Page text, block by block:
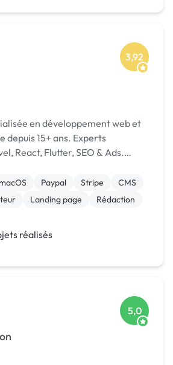
3,92
en développement web et
15+ ans. Experts
React, Flutter, SEO & Ads.
macOS Paypal Stripe
CMS
Landing page
Rédaction
réalisés
5,0